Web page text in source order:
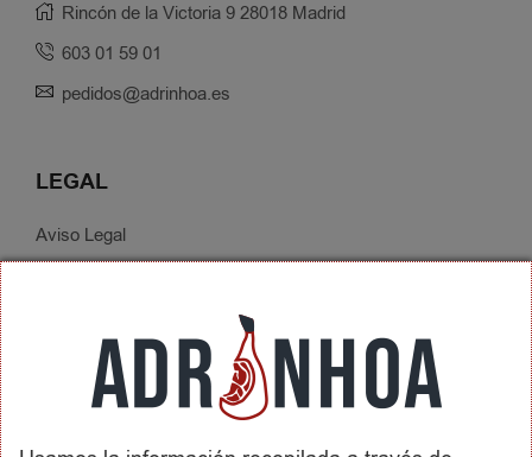
Rincón de la Victoria 9 28018 Madrid
603 01 59 01
pedidos@adrinhoa.es
LEGAL
Aviso Legal
Condiciones de Contratación
Envíos y Devoluciones
SOBRE ADRINHOA